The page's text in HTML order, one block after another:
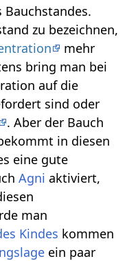
Bauchstandes.
zu bezeichnen,
mehr
bring man bei
auf die
sind oder
. Aber der Bauch
in diesen
eine gute
Agni aktiviert,
man
Kindes kommen
ein paar